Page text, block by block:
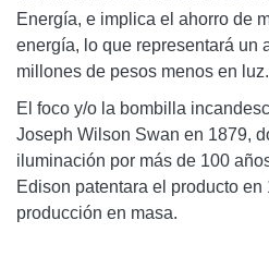
Energía, e implica el ahorro de
energía, lo que representará un
millones de pesos menos en luz.
El foco y/o la bombilla
Joseph Wilson Swan en 1879,
iluminación por más de 100
Edison patentara el producto
producción en masa.